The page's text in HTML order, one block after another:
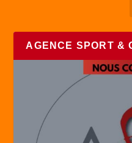
AGENCE SPORT &